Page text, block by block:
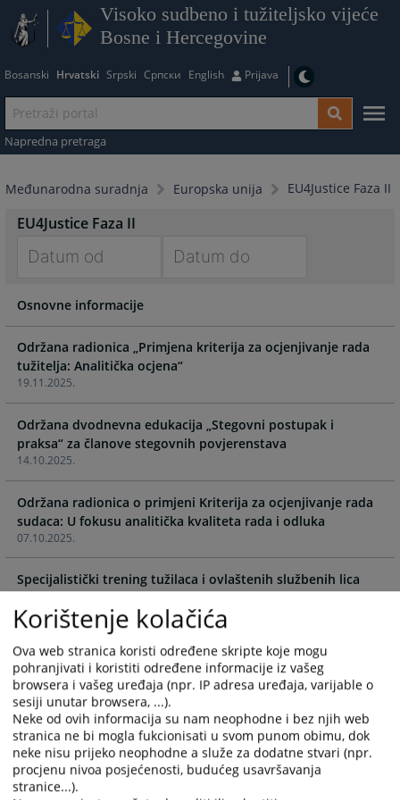
Visoko sudbeno i tužiteljsko vijeće
Bosne i Hercegovine
Bosanski Hrvatski Srpski Српски English Prijava
Napredna pretraga
Međunarodna suradnja Europska unija EU4Justice Faza II
EU4Justice Faza II
forward
to
interact
with
the
calendar
and
select
a
date.
Press
the
question
mark
key
get
keyboard
shortcuts
for
changing
dates.
to
interact
with
calendar
and
select
date.
Press
the
mark
key
get
keyboard
shortcuts
for
changing
dates.
Osnovne informacije
19.11.2025.
Održana radionica „Primjena kriterija za ocjenjivanje rada
tužitelja: Analitička ocjena“
14.10.2025.
Održana dvodnevna edukacija „Stegovni postupak i
praksa“ za članove stegovnih povjerenstava
07.10.2025.
Održana radionica o primjeni Kriterija za ocjenjivanje rada
sudaca: U fokusu analitička kvaliteta rada i odluka
02.07.2025.
Specijalistički trening tužilaca i ovlaštenih službenih lica
17.04.2025.
Okrugli sto o konceptu pripreme kandidata za prvi ulazak u
pravosuđe
15.04.2025.
Usvojena Strategija o sigurnosti/bezbjednosti pravosuđa u
Bosni i Hercegovini
Obuka trenera iz oblasti etike i integriteta nosilaca
Korištenje kolačića
Ova web stranica koristi određene skripte koje mogu
pohranjivati i koristiti određene informacije iz vašeg
browsera i vašeg uređaja (npr. IP adresa uređaja, varijable o
sesiji unutar browsera, ...).
Neke od ovih informacija su nam neophodne i bez njih web
stranica ne bi mogla fukcionisati u svom punom obimu, dok
neke nisu prijeko neophodne a služe za dodatne stvari (npr.
procjenu nivoa posjećenosti, budućeg usavršavanja
stranice...).